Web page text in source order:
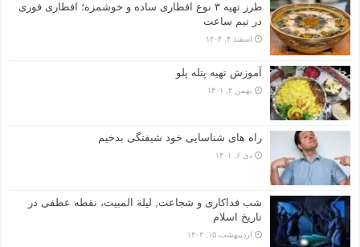
طرز تهیه ۳ نوع افطاری ساده و خوشمزه؛ افطاری فوری
در نیم ساعت
اسفند ۴, ۱۴۰۴
آموزش تهیه پتله پلو
بهمن ۲, ۱۴۰۱
راه های شناسایی خود شیفتگی بدخیم
دی ۶, ۱۴۰۱
شب فداکاری و شجاعت, لیلة المبیت، نقطه عطفی در
تاریخ اسلام
اردیبهشت ۱۵, ۱۴۰۳